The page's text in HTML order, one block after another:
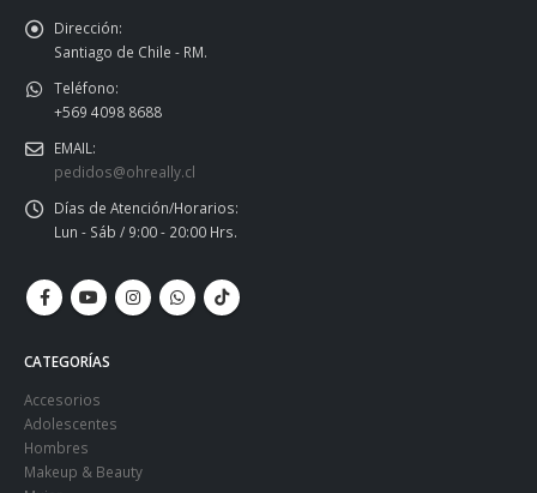
Dirección:
Santiago de Chile - RM.
Teléfono:
+569 4098 8688
EMAIL:
pedidos@ohreally.cl
Días de Atención/Horarios:
Lun - Sáb / 9:00 - 20:00 Hrs.
CATEGORÍAS
Accesorios
Adolescentes
Hombres
Makeup & Beauty